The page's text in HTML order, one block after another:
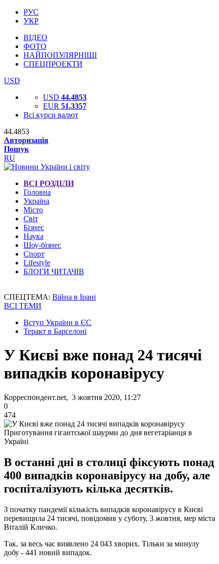
РУС
УКР
ВІДЕО
ФОТО
НАЙПОПУЛЯРНІШІ
СПЕЦПРОЕКТИ
USD
USD 44.4853
EUR 51.3357
Всі курси валют
44.4853
Авторизація
Пошук
RU
ВСІ РОЗДІЛИ
Головна
Україна
Місто
Світ
Бізнес
Наука
Шоу-бізнес
Спорт
Lifestyle
БЛОГИ ЧИТАЧІВ
СПЕЦТЕМА: Війна в Ірані
ВСІ ТЕМИ
Вступ України в ЄС
Теракт в Барселоні
У Києві вже понад 24 тисячі
випадків коронавірусу
Корреспондент.net, 3 жовтня 2020, 11:27
0
474
Приготування гігантської шаурми до дня вегетаріанця в
Україні
В останні дні в столиці фіксують понад
400 випадків коронавірусу на добу, але
госпіталізують кілька десятків.
З початку пандемії кількість випадків коронавірусу в Києві
перевищила 24 тисячі, повідомив у суботу, 3 жовтня, мер міста
Віталій Кличко.
Так, за весь час виявлено 24 043 хворих. Тільки за минулу
добу - 441 новий випадок.